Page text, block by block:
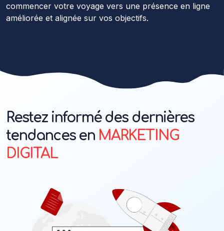
commencer votre voyage vers une présence en ligne
améliorée et alignée sur vos objectifs.
Restez informé des dernières
tendances en MARKETING
DIGITAL